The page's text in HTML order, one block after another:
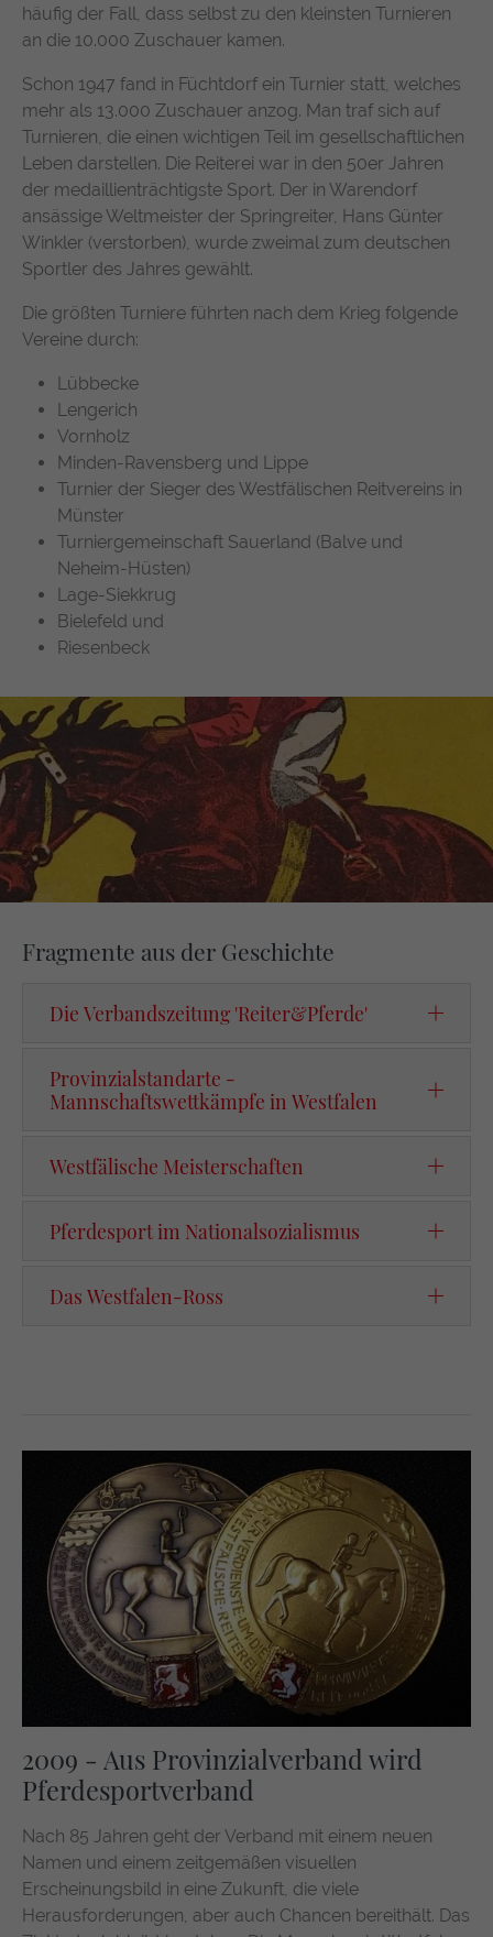
häufig der Fall, dass selbst zu den kleinsten Turnieren
an die 10.000 Zuschauer kamen.
Schon 1947 fand in Füchtdorf ein Turnier statt, welches
mehr als 13.000 Zuschauer anzog. Man traf sich auf
Turnieren, die einen wichtigen Teil im gesellschaftlichen
Leben darstellen. Die Reiterei war in den 50er Jahren
der medaillienträchtigste Sport. Der in Warendorf
ansässige Weltmeister der Springreiter, Hans Günter
Winkler (verstorben), wurde zweimal zum deutschen
Sportler des Jahres gewählt.
Die größten Turniere führten nach dem Krieg folgende
Vereine durch:
Lübbecke
Lengerich
Vornholz
Minden-Ravensberg und Lippe
Turnier der Sieger des Westfälischen Reitvereins in
Münster
Turniergemeinschaft Sauerland (Balve und
Neheim-Hüsten)
Lage-Siekkrug
Bielefeld und
Riesenbeck
Fragmente aus der Geschichte
Die Verbandszeitung 'Reiter&Pferde'
Provinzialstandarte -
Mannschaftswettkämpfe in Westfalen
Westfälische Meisterschaften
Pferdesport im Nationalsozialismus
Das Westfalen-Ross
2009 - Aus Provinzialverband wird
Pferdesportverband
Nach 85 Jahren geht der Verband mit einem neuen
Namen und einem zeitgemäßen visuellen
Erscheinungsbild in eine Zukunft, die viele
Herausforderungen, aber auch Chancen bereithält. Das